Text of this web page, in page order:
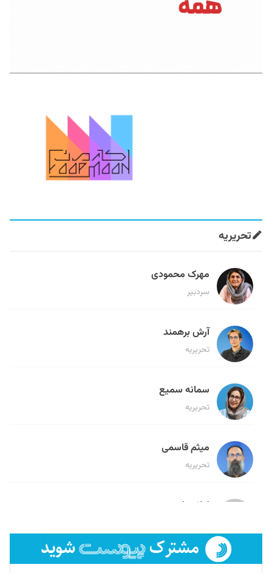
تحریریه
مهرک محمودی
سردبیر
آرش برهمند
تحریریه
سمانه سمیع
تحریریه
میثم قاسمی
تحریریه
لیلا حنارود
فائزه فتحی رستمی